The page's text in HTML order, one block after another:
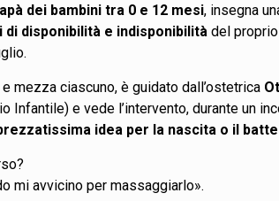
dei bambini tra 0 e 12 mesi, insegna
di disponibilità e indisponibilità del
e mezza ciascuno, è guidato dall’ostetrica
Infantile) e vede l’intervento, durante un
idea per la nascita o il
mi avvicino per massaggiarlo».